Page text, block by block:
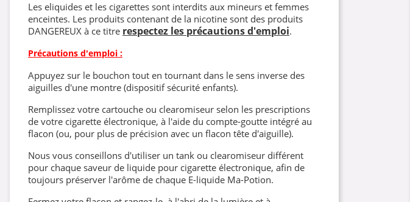
Les eliquides et les cigarettes sont interdits aux mineurs et femmes
enceintes. Les produits contenant de la nicotine sont des produits
DANGEREUX à ce titre respectez les précautions d'emploi.
Précautions d'emploi :
Appuyez sur le bouchon tout en tournant dans le sens inverse des
aiguilles d'une montre (dispositif sécurité enfants).
Remplissez votre cartouche ou clearomiseur selon les prescriptions
de votre cigarette électronique, à l'aide du compte-goutte intégré au
flacon (ou, pour plus de précision avec un flacon tête d'aiguille).
Nous vous conseillons d'utiliser un tank ou clearomiseur différent
pour chaque saveur de liquide pour cigarette électronique, afin de
toujours préserver l'arôme de chaque E-liquide Ma-Potion.